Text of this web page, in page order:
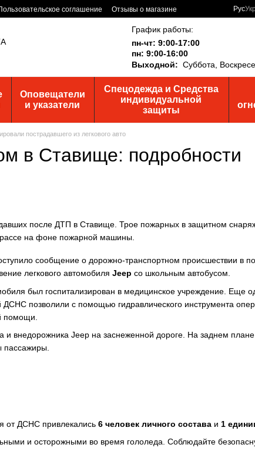
соглашение
Отзывы о магазине
РусУкр
График работы:
пн-чт: 9:00-17:00
пн: 9:00-16:00
Выходной: Суббота,
Оповещатели
и указатели
Спецодежда и Средства
индивидуальной
защиты
пострадавшего из легкового авто
в Ставище: подробности
сообщение о дорожно-транспортном происшествии в
легкового автомобиля Jeep со школьным автобусом.
был госпитализирован в медицинское учреждение. Еще
позволили с помощью гидравлического инструмента
помощи.
от ДСНС привлекались 6 человек личного состава и 1
и осторожными во время гололеда. Соблюдайте